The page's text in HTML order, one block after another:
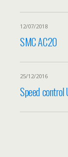
12/07/2018
SMC AC20
25/12/2016
Speed